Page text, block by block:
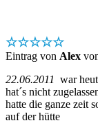
☆☆☆☆☆
Eintrag von Alex
22.06.2011 war
hat´s nicht
hatte die ganze zeit
auf der hütte